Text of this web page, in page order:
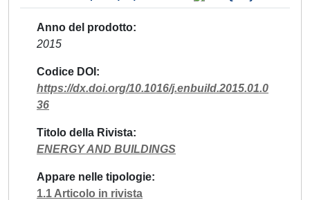
Anno del prodotto
2015
Codice DOI
https://dx.doi.org/10.1016/j.enbuild.2015.01.0
36
Titolo della Rivista
ENERGY AND BUILDINGS
Appare nelle tipologie
1.1 Articolo in rivista